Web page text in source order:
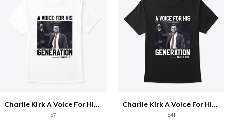
Charlie Kirk A Voice For His Generation
$7
Charlie Kirk A Voice For His Generation
$41